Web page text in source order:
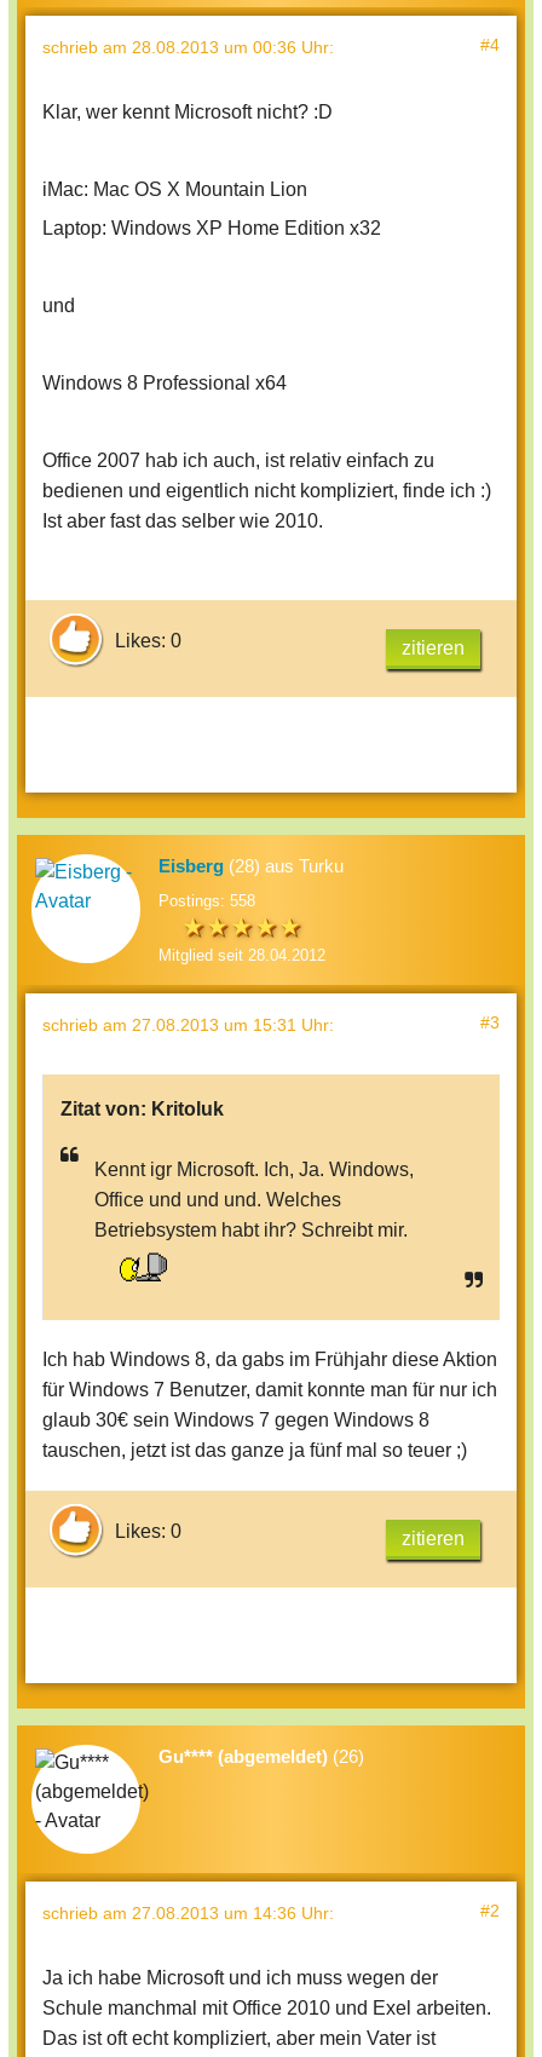
schrieb am 28.08.2013 um 00:36 Uhr: #4
Klar, wer kennt Microsoft nicht? :D
iMac: Mac OS X Mountain Lion
Laptop: Windows XP Home Edition x32
und
Windows 8 Professional x64
Office 2007 hab ich auch, ist relativ einfach zu
bedienen und eigentlich nicht kompliziert, finde ich :)
Ist aber fast das selber wie 2010.
Likes: 0 zitieren
Eisberg (28) aus Turku
Postings: 558
Mitglied seit 28.04.2012
schrieb am 27.08.2013 um 15:31 Uhr: #3
Zitat von: Kritoluk
Kennt igr Microsoft. Ich, Ja. Windows,
Office und und und. Welches
Betriebsystem habt ihr? Schreibt mir.
Ich hab Windows 8, da gabs im Frühjahr diese Aktion
für Windows 7 Benutzer, damit konnte man für nur ich
glaub 30€ sein Windows 7 gegen Windows 8
tauschen, jetzt ist das ganze ja fünf mal so teuer ;)
Likes: 0 zitieren
Gu**** (abgemeldet) (26)
schrieb am 27.08.2013 um 14:36 Uhr: #2
Ja ich habe Microsoft und ich muss wegen der
Schule manchmal mit Office 2010 und Exel arbeiten.
Das ist oft echt kompliziert, aber mein Vater ist